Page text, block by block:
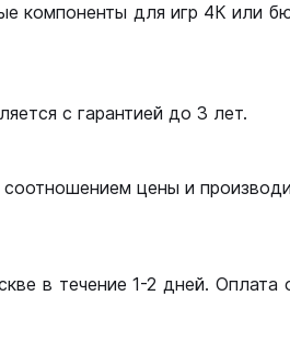
компоненты для игр 4К или
с гарантией до 3 лет.
цены и
в течение 1-2 дней. Оплата